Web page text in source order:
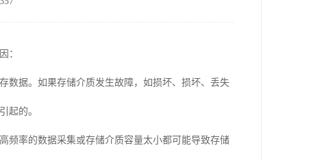
：
数据。如果存储介质发生故障，如损坏、损坏、丢失
起的。
频率的数据采集或存储介质容量太小都可能导致存储